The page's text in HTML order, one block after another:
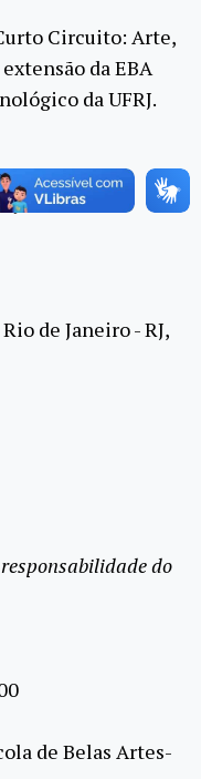
Circuito: Arte,
da EBA
da UFRJ.
de Janeiro - RJ,
do
de Belas Artes-